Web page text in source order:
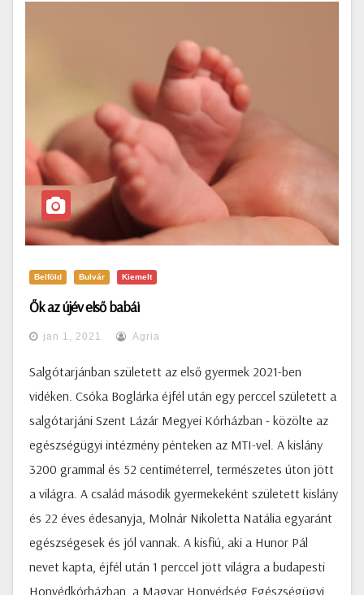
Belföld Bulvár Kiemelt
Ők az újév első babái
jan 1, 2021 Agria
Salgótarjánban született az első gyermek 2021-ben
vidéken. Csóka Boglárka éjfél után egy perccel született a
salgótarjáni Szent Lázár Megyei Kórházban - közölte az
egészségügyi intézmény pénteken az MTI-vel. A kislány
3200 grammal és 52 centiméterrel, természetes úton jött
a világra. A család második gyermekeként született kislány
és 22 éves édesanyja, Molnár Nikoletta Natália egyaránt
egészségesek és jól vannak. A kisfiú, aki a Hunor Pál
nevet kapta, éjfél után 1 perccel jött világra a budapesti
Honvédkórházban, a Magyar Honvédség Egészségügyi